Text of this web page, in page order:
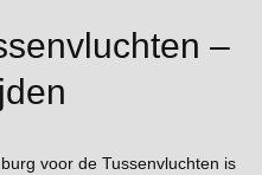
–
voor de Tussenvluchten is